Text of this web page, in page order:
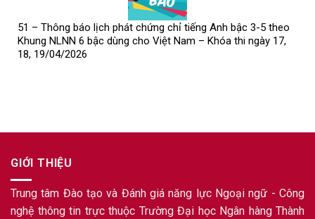
51 – Thông báo lịch phát chứng chỉ tiếng Anh bậc 3-5 theo
Khung NLNN 6 bậc dùng cho Việt Nam – Khóa thi ngày 17,
18, 19/04/2026
GIỚI THIỆU
Trung tâm Đào tạo và Đánh giá năng lực Ngoại ngữ - Công
nghệ thông tin trực thuộc Trường Đại học Ngân hàng Thành